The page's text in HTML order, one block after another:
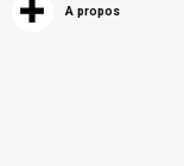
A propos